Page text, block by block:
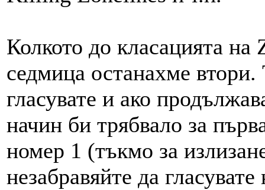
Колкото до класацията
седмица останахме
гласувате и ако
начин би трябвало за
номер 1 (тъкмо за
незабравяйте да